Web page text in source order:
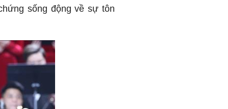
sống động về sự tôn